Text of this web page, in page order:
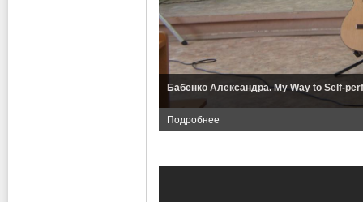
Бабенко Александра. My Way to Self-
Подробнее